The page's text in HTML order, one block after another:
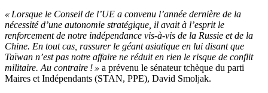
« Lorsque le Conseil de l’UE a convenu l’année dernière de la
nécessité d’une autonomie stratégique, il avait à l’esprit le
renforcement de notre indépendance vis-à-vis de la Russie et de la
Chine. En tout cas, rassurer le géant asiatique en lui disant que
Taïwan n’est pas notre affaire ne réduit en rien le risque de conflit
militaire. Au contraire ! » a prévenu le sénateur tchèque du parti
Maires et Indépendants (STAN, PPE), David Smoljak.